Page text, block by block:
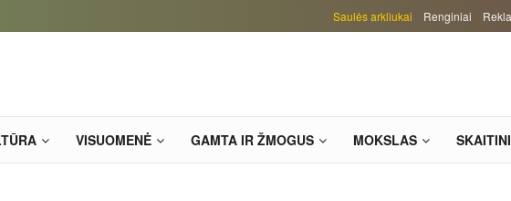
Saulės arkliukai Renginiai
VISUOMENĖ GAMTA IR ŽMOGUS MOKSLAS